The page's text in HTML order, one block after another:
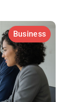
Business